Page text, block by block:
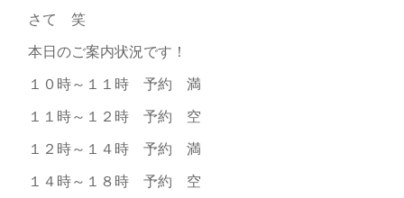
さて 笑
本日のご案内状況です！
１０時～１１時 予約 満
１１時～１２時 予約 空
１２時～１４時 予約 満
１４時～１８時 予約 空